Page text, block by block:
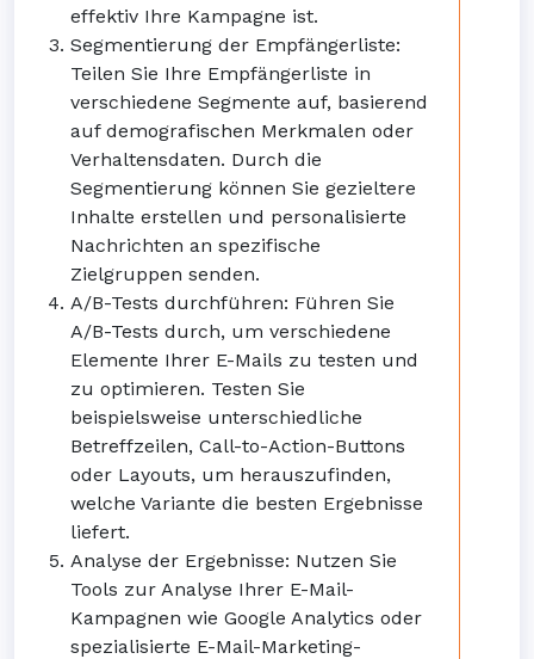
effektiv Ihre Kampagne ist.
Segmentierung der Empfängerliste:
Teilen Sie Ihre Empfängerliste in
verschiedene Segmente auf, basierend
auf demografischen Merkmalen oder
Verhaltensdaten. Durch die
Segmentierung können Sie gezieltere
Inhalte erstellen und personalisierte
Nachrichten an spezifische
Zielgruppen senden.
A/B-Tests durchführen: Führen Sie
A/B-Tests durch, um verschiedene
Elemente Ihrer E-Mails zu testen und
zu optimieren. Testen Sie
beispielsweise unterschiedliche
Betreffzeilen, Call-to-Action-Buttons
oder Layouts, um herauszufinden,
welche Variante die besten Ergebnisse
liefert.
Analyse der Ergebnisse: Nutzen Sie
Tools zur Analyse Ihrer E-Mail-
Kampagnen wie Google Analytics oder
spezialisierte E-Mail-Marketing-